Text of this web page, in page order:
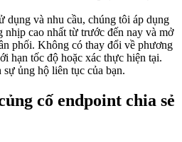
dụng và nhu cầu, chúng tôi áp dụng
nhịp cao nhất từ trước đến nay và mở
phối. Không có thay đổi về phương
hạn tốc độ hoặc xác thực hiện tại.
ủng hộ liên tục của bạn.
cố endpoint chia sẻ